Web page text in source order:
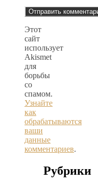
Этот
сайт
использует
Akismet
для
борьбы
со
спамом.
Узнайте
как
обрабатываются
ваши
данные
комментариев.
Рубрики